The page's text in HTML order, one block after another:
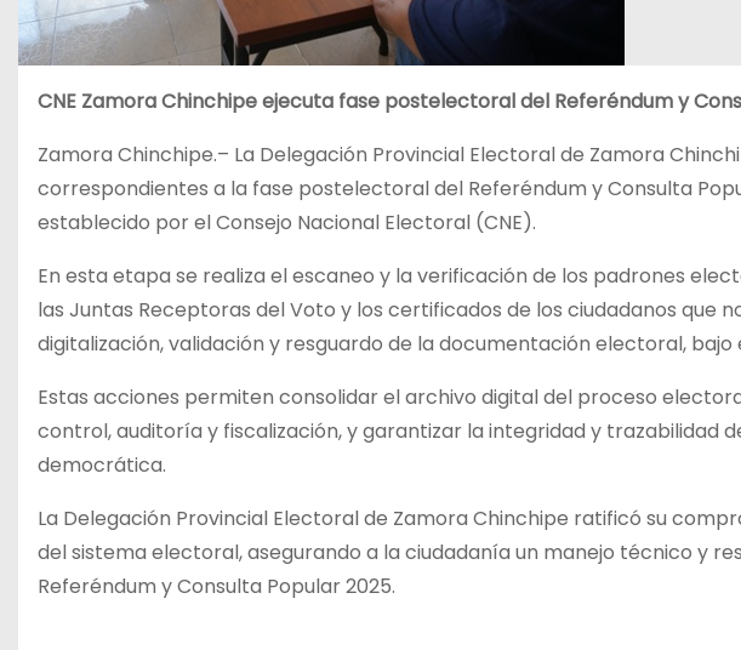
CNE Zamora Chinchipe ejecuta fase postelectoral del Referéndum y
Zamora Chinchipe.– La Delegación Provincial Electoral de Zamora
correspondientes a la fase postelectoral del Referéndum y Consulta
establecido por el Consejo Nacional Electoral (CNE).
En esta etapa se realiza el escaneo y la verificación de los padrones
las Juntas Receptoras del Voto y los certificados de los ciudadanos que
digitalización, validación y resguardo de la documentación electoral,
Estas acciones permiten consolidar el archivo digital del proceso
control, auditoría y fiscalización, y garantizar la integridad y trazabilidad
democrática.
La Delegación Provincial Electoral de Zamora Chinchipe ratificó su
del sistema electoral, asegurando a la ciudadanía un manejo técnico y
Referéndum y Consulta Popular 2025.